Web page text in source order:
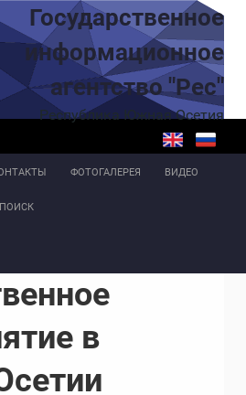
Государственное
информационное
агентство "Рес"
Республика Южная Осетия
ФОТОГАЛЕРЕЯ ВИДЕО
ПОИСК
в